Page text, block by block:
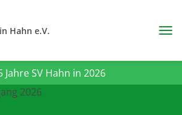
Hahn e.V.
Jahre SV Hahn in 2026